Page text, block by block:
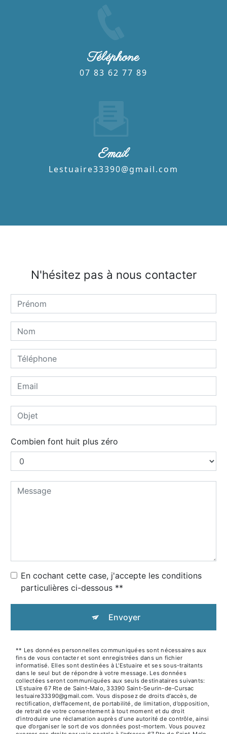
Téléphone
07 83 62 77 89
Email
lestuaire33390@gmail.com
N'hésitez pas à nous contacter
Combien font huit plus zéro
En cochant cette case, j'accepte les conditions
particulières ci-dessous **
Envoyer
** Les données personnelles communiquées sont nécessaires aux
fins de vous contacter et sont enregistrées dans un fichier
informatisé. Elles sont destinées à L'Estuaire et ses sous-traitants
dans le seul but de répondre à votre message. Les données
collectées seront communiquées aux seuls destinataires suivants:
L'Estuaire 67 Rte de Saint-Malo, 33390 Saint-Seurin-de-Cursac
lestuaire33390@gmail.com. Vous disposez de droits d’accès, de
rectification, d’effacement, de portabilité, de limitation, d’opposition,
de retrait de votre consentement à tout moment et du droit
d’introduire une réclamation auprès d’une autorité de contrôle, ainsi
que d’organiser le sort de vos données post-mortem. Vous pouvez